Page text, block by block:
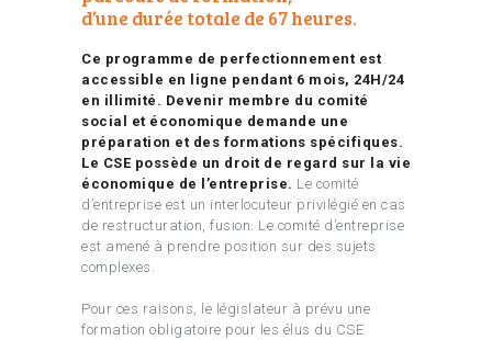
d’une durée totale de 67 heures.
Ce programme de perfectionnement est
accessible en ligne pendant 6 mois, 24H/24
en illimité. Devenir membre du comité
social et économique demande une
préparation et des formations spécifiques.
Le CSE possède un droit de regard sur la vie
économique de l’entreprise. Le comité
d’entreprise est un interlocuteur privilégié en cas
de restructuration, fusion. Le comité d’entreprise
est amené à prendre position sur des sujets
complexes.
Pour ces raisons, le législateur à prévu une
formation obligatoire pour les élus du CSE